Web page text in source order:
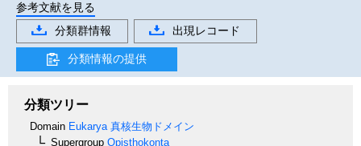
参考文献を見る
分類群情報
出現レコード
分類情報の提供
分類ツリー
Domain Eukarya 真核生物ドメイン
Supergroup Opisthokonta